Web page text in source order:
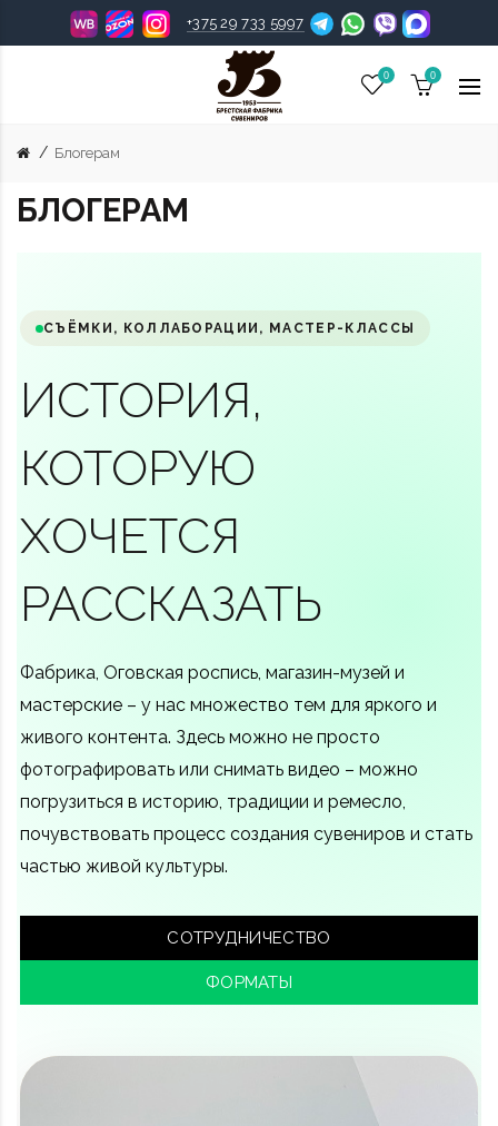
+375 29 733 5997
0 0
Блогерам
БЛОГЕРАМ
СЪЁМКИ, КОЛЛАБОРАЦИИ, МАСТЕР-КЛАССЫ
ИСТОРИЯ,
КОТОРУЮ
ХОЧЕТСЯ
РАССКАЗАТЬ
Фабрика, Оговская роспись, магазин-музей и
мастерские – у нас множество тем для яркого и
живого контента. Здесь можно не просто
фотографировать или снимать видео – можно
погрузиться в историю, традиции и ремесло,
почувствовать процесс создания сувениров и стать
частью живой культуры.
СОТРУДНИЧЕСТВО
ФОРМАТЫ